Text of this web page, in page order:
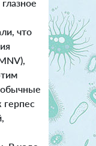
что
обычные
герпес